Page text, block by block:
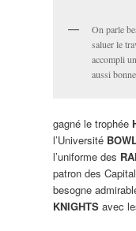
On parle
saluer le
accompli
aussi
gagné le trophée
l’Université
l’uniforme des
patron des
besogne
KNIGHTSavec